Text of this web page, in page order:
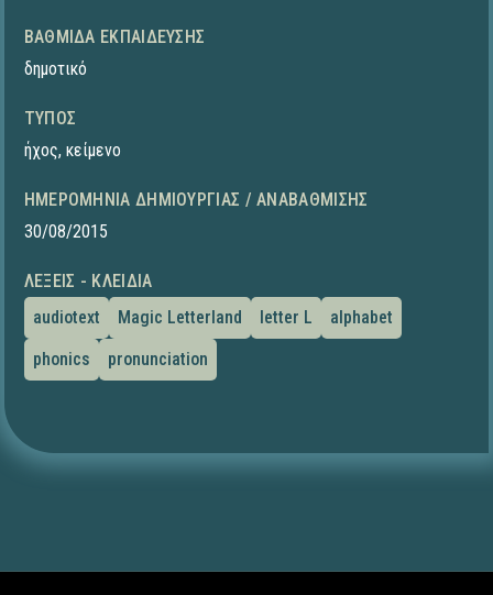
ΒΑΘΜΊΔΑ ΕΚΠΑΊΔΕΥΣΗΣ
δημοτικό
ΤΎΠΟΣ
ήχος, κείμενο
ΗΜΕΡΟΜΗΝΊΑ ΔΗΜΙΟΥΡΓΊΑΣ / ΑΝΑΒΆΘΜΙΣΗΣ
30/08/2015
ΛΈΞΕΙΣ - ΚΛΕΙΔΙΆ
audiotext
Magic Letterland letter L
alphabet
phonics
pronunciation